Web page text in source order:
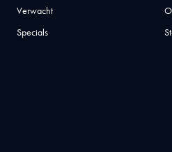
Verwacht
Specials